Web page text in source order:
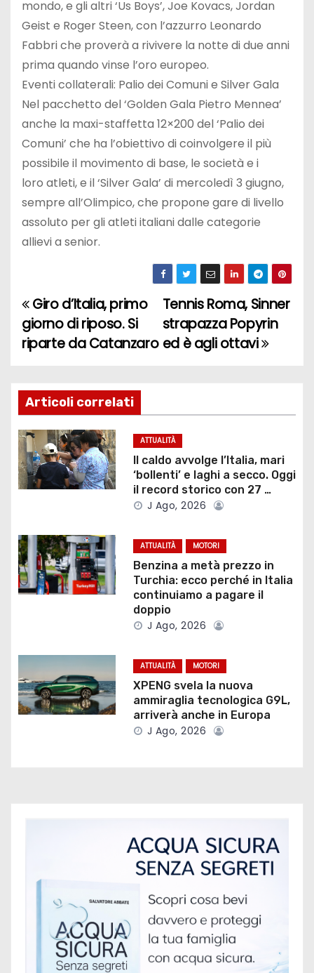
mondo, e gli altri ‘Us Boys’, Joe Kovacs, Jordan
Geist e Roger Steen, con l’azzurro Leonardo
Fabbri che proverà a rivivere la notte di due anni
prima quando vinse l’oro europeo.
Eventi collaterali: Palio dei Comuni e Silver Gala
Nel pacchetto del ‘Golden Gala Pietro Mennea’
anche la maxi-staffetta 12×200 del ‘Palio dei
Comuni’ che ha l’obiettivo di coinvolgere il più
possibile il movimento di base, le società e i
loro atleti, e il ‘Silver Gala’ di mercoledì 3 giugno,
sempre all’Olimpico, che propone gare di livello
assoluto per gli atleti italiani dalle categorie
allievi a senior.
N
a
i
g
a
z
o
n
r
t
i
Tennis Roma, Sinner
strapazza Popyrin
ed è agli ottavi
Giro d’Italia, primo
giorno di riposo. Si
riparte da Catanzaro
Articoli correlati
ATTUALITÀ
Il caldo avvolge l’Italia, mari
‘bollenti’ e laghi a secco. Oggi
il record storico con 27 …
J Ago, 2026
ATTUALITÀ MOTORI
Benzina a metà prezzo in
Turchia: ecco perché in Italia
continuiamo a pagare il
doppio
J Ago, 2026
ATTUALITÀ MOTORI
XPENG svela la nuova
ammiraglia tecnologica G9L,
arriverà anche in Europa
J Ago, 2026